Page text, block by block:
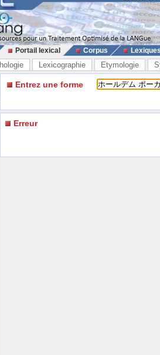
Portail lexical Corpus
Lexicographie Etymologie
Entrez une forme
Erreur